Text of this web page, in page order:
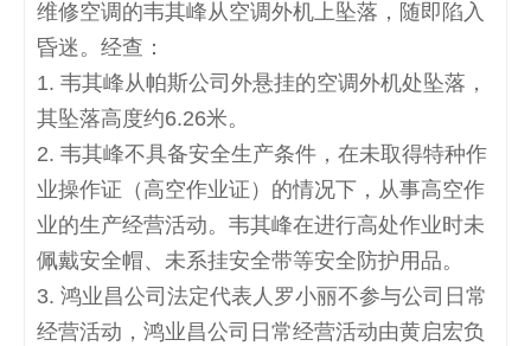
维修空调的韦其峰从空调外机上坠落，随即陷入
昏迷。经查：
1. 韦其峰从帕斯公司外悬挂的空调外机处坠落，
其坠落高度约6.26米。
2. 韦其峰不具备安全生产条件，在未取得特种作
业操作证（高空作业证）的情况下，从事高空作
业的生产经营活动。韦其峰在进行高处作业时未
佩戴安全帽、未系挂安全带等安全防护用品。
3. 鸿业昌公司法定代表人罗小丽不参与公司日常
经营活动，鸿业昌公司日常经营活动由黄启宏负